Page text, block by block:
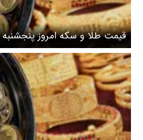
عیار و سکه امامی چند؟ + جدول